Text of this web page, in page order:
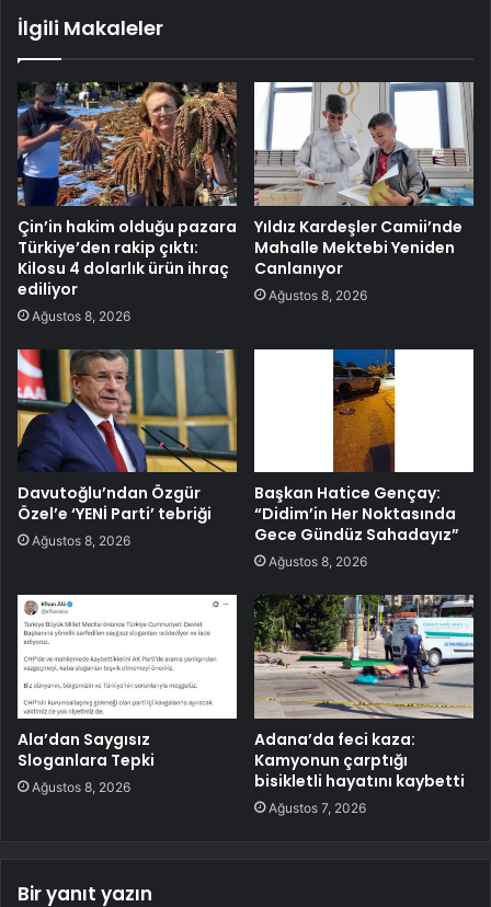
İlgili Makaleler
Çin’in hakim olduğu pazara
Türkiye’den rakip çıktı:
Kilosu 4 dolarlık ürün ihraç
ediliyor
Ağustos 8, 2026
Yıldız Kardeşler Camii’nde
Mahalle Mektebi Yeniden
Canlanıyor
Ağustos 8, 2026
Davutoğlu’ndan Özgür
Özel’e ‘YENİ Parti’ tebriği
Ağustos 8, 2026
Başkan Hatice Gençay:
“Didim’in Her Noktasında
Gece Gündüz Sahadayız”
Ağustos 8, 2026
Ala’dan Saygısız
Sloganlara Tepki
Ağustos 8, 2026
Adana’da feci kaza:
Kamyonun çarptığı
bisikletli hayatını kaybetti
Ağustos 7, 2026
Bir yanıt yazın